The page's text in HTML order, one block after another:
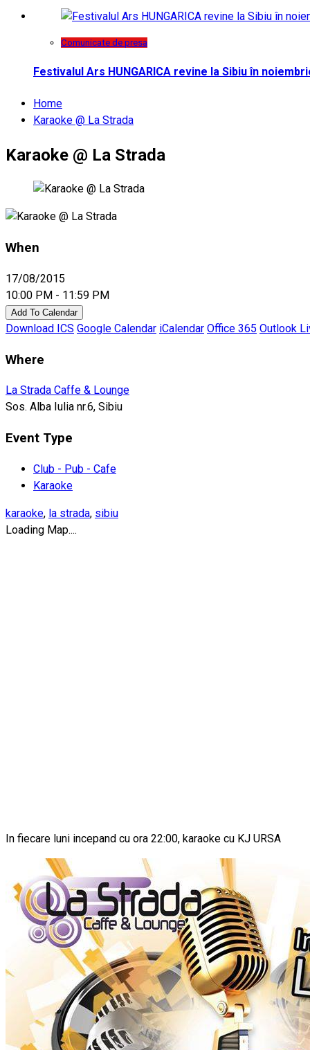
Comunicate de presa
Festivalul Ars HUNGARICA revine la Sibiu în
Home
Karaoke @ La Strada
Karaoke @ La Strada
When
17/08/2015
10:00 PM - 11:59 PM
Add To Calendar
Download ICS Google Calendar iCalendar Office 365 Outlook
Where
La Strada Caffe & Lounge
Sos. Alba Iulia nr.6, Sibiu
Event Type
Club - Pub - Cafe
Karaoke
karaoke, la strada, sibiu
Loading Map....
In fiecare luni incepand cu ora 22:00, karaoke cu KJ URSA